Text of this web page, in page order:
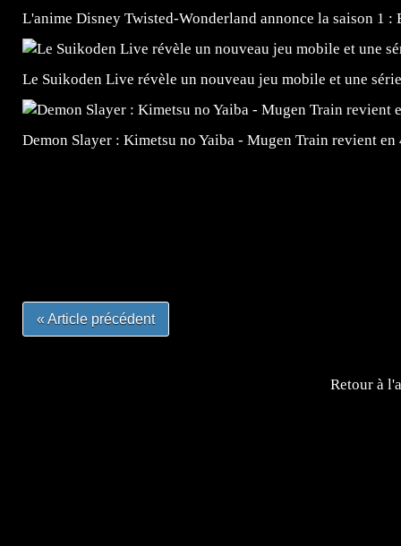
L'anime Disney Twisted-Wonderland annonce la saison 1
Le Suikoden Live révèle un nouveau jeu mobile et une
Demon Slayer : Kimetsu no Yaiba - Mugen Train revient en
« Article précédent
Retour à